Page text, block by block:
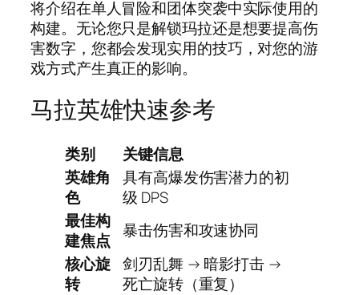
将介绍在单人冒险和团体突袭中实际使用的
构建。无论您只是解锁玛拉还是想要提高伤
害数字，您都会发现实用的技巧，对您的游
戏方式产生真正的影响。
马拉英雄快速参考
类别
关键信息
英雄角
色
具有高爆发伤害潜力的初
级 DPS
最佳构
建焦点
暴击伤害和攻速协同
核心旋
转
剑刃乱舞 → 暗影打击 →
死亡旋转（重复）